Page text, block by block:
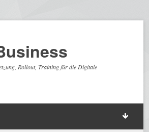
Rollout, Training für die Digitale